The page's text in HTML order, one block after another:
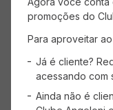
Mais recentes
Carregando
promoções do
Para aproveitar ao
Já é cliente?
acessando com
Ainda não é